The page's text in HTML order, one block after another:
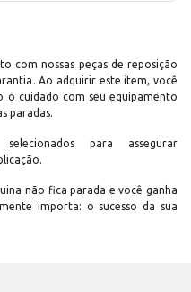
com nossas peças de reposição
Ao adquirir este item, você
o cuidado com seu equipamento
paradas.
para assegurar
não fica parada e você ganha
importa: o sucesso da sua